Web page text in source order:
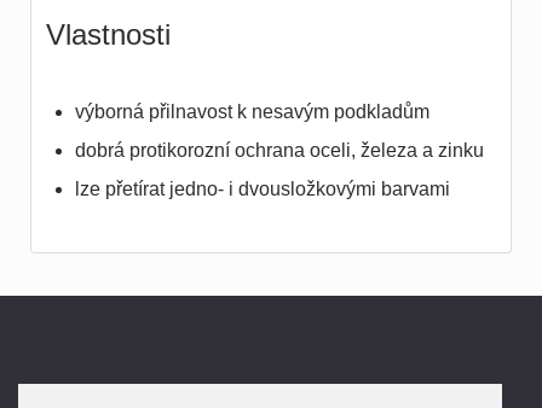
Vlastnosti
výborná přilnavost k nesavým podkladům
dobrá protikorozní ochrana oceli, železa a zinku
lze přetírat jedno- i dvousložkovými barvami